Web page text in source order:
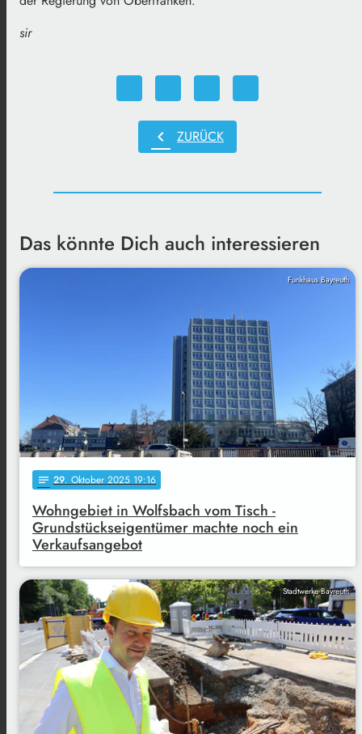
sir
chevron_left ZURÜCK
Das könnte Dich auch interessieren
Funkhaus Bayreuth
notes 29. Oktober 2025 19:16
Wohngebiet in Wolfsbach vom Tisch -
Grundstückseigentümer machte noch ein
Verkaufsangebot
Stadtwerke Bayreuth